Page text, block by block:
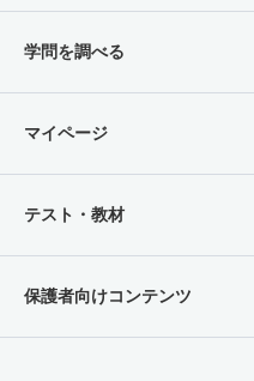
学問を調べる
マイページ
テスト・教材
保護者向けコンテンツ